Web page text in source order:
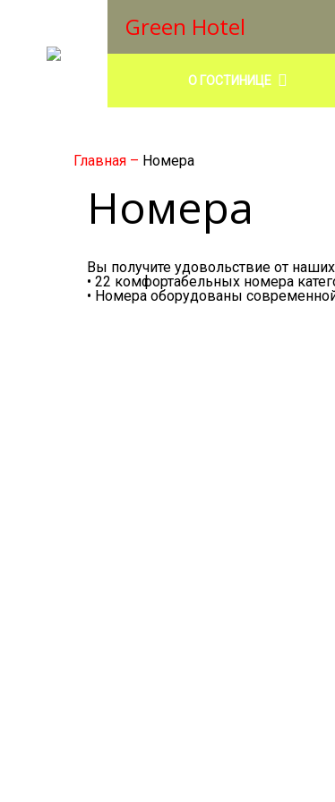
Green Hotel
О ГОСТИНИЦЕ
Главная – Номера
Номера
Вы получите удовольствие от
• 22 комфортабельных номера
• Номера оборудованы